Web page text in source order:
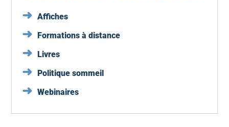
Affiches
Formations à distance
Livres
Politique sommeil
Webinaires